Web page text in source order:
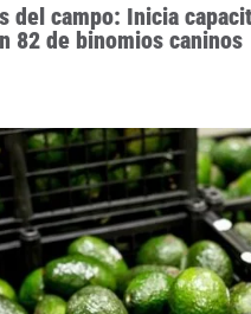
del campo: Inicia
82 de binomios caninos